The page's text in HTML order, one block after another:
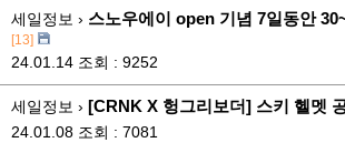
세일정보 › 스노우에이 open 기념 7일동안
[13]
24.01.14 조회 : 9252
세일정보 › [CRNK X 헝그리보더] 스키 헬멧
24.01.08 조회 : 7081